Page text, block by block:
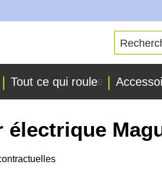
Tout ce qui roule
électrique